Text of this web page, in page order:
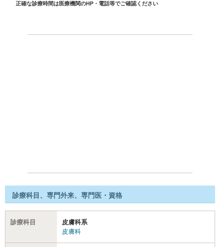
正確な診療時間は医療機関のHP・電話等でご確認ください
診療科目、専門外来、専門医・資格
診療科目
皮膚科系
皮膚科